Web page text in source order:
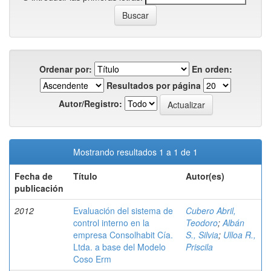
Ordenar por:
En orden:
Resultados por página
Autor/Registro:
Mostrando resultados 1 a 1 de 1
Fecha de
publicación
Título Autor(es)
2012
Evaluación del sistema de
control interno en la
empresa Consolhabit Cía.
Ltda. a base del Modelo
Coso Erm
Cubero Abril,
Teodoro;Albán
S., Silvia; Ulloa R.,
Priscila